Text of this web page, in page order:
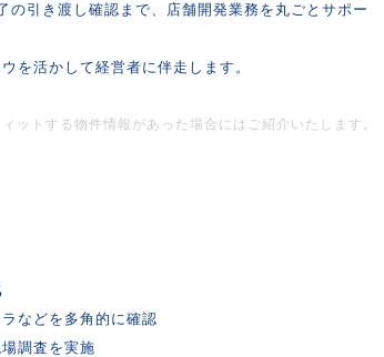
引き渡し確認まで、店舗開発業務を丸ごとサポー
を活かして経営者に伴走します。
ットする物件情報があった場合にはご紹介いたします。
などを多角的に確認
調査を実施